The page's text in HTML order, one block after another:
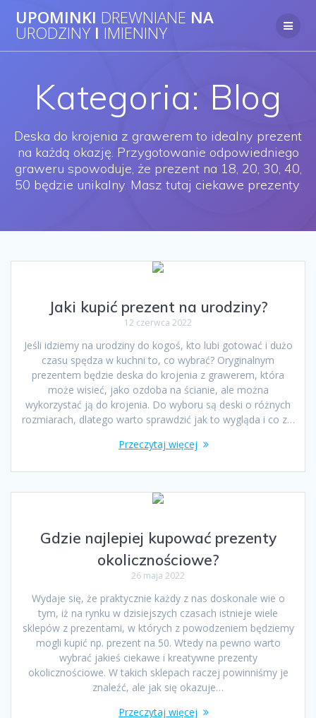
UPOMINKI DREWNIANE NA
URODZINY I IMIENINY
Kategoria: Blog
Deska do krojenia z grawerem to idealny prezent
na każdą okazję. Przygotowanie odpowiedniego
graweru spowoduje, że prezent na 18, 20, 30, 40,
50 będzie unikalny. Masz tutaj ciekawe prezenty.
Jaki kupić prezent na urodziny?
12 czerwca 2022
Jeśli idziemy na urodziny do kogoś, kto lubi gotować i dużo
czasu spędza w kuchni to, co wybrać? Oryginalnym
prezentem będzie deska do krojenia z grawerem, która
może wisieć, jako ozdoba na ścianie, ale można
wykorzystać ją do krojenia. Do wyboru są deski o różnych
rozmiarach, dlatego warto sprawdzić jak to wygląda i co z…
Przeczytaj więcej
Gdzie najlepiej kupować prezenty
okolicznościowe?
26 maja 2022
Wydaje się, że praktycznie każdy z nas doskonale wie o
tym, iż na rynku w dzisiejszych czasach istnieje wiele
sklepów z prezentami, w których z powodzeniem będziemy
mogli kupić np. prezent na 50. Wtedy na pewno warto
wybrać jakieś ciekawe i kreatywne prezenty
okolicznościowe. W takich sklepach raczej powinniśmy je
znaleźć, ale jak się okazuje…
Przeczytaj więcej